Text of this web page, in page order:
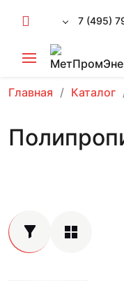
7 (495)
Главная Каталог